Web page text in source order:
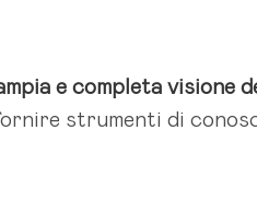
e completa visione
strumenti di